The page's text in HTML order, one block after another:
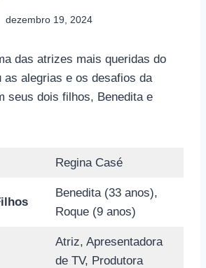
dezembro 19, 2024
das atrizes mais queridas do
as alegrias e os desafios da
seus dois filhos, Benedita e
Regina Casé
Benedita (33 anos),
Roque (9 anos)
Atriz, Apresentadora
de TV, Produtora